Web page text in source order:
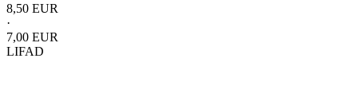
8,50 EUR
·
7,00 EUR
LIFAD